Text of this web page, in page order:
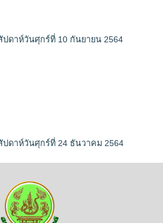
ดาห์วันศุกร์ที่ 10 กันยายน 2564
ดาห์วันศุกร์ที่ 24 ธันวาคม 2564